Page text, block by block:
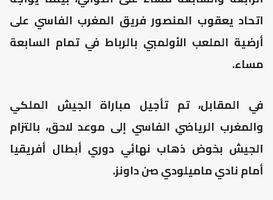
اتحاد يعقوب المنصور فريق المغرب الفاسي على
أرضية الملعب الأولمبي بالرباط في تمام السابعة
مساء.
في المقابل، تم تأجيل مباراة الجيش الملكي
والمغرب الرياضي الفاسي إلى موعد لاحق، بالتزام
الجيش بخوض ذهاب نهائي دوري أبطال أفريقيا
أمام نادي ماميلودي صن داونز.